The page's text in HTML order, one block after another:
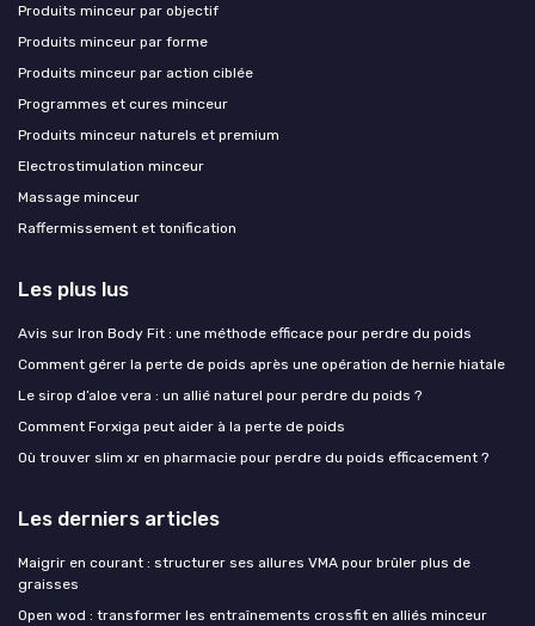
Produits minceur par objectif
Produits minceur par forme
Produits minceur par action ciblée
Programmes et cures minceur
Produits minceur naturels et premium
Electrostimulation minceur
Massage minceur
Raffermissement et tonification
Les plus lus
Avis sur Iron Body Fit : une méthode efficace pour perdre du poids
Comment gérer la perte de poids après une opération de hernie hiatale
Le sirop d’aloe vera : un allié naturel pour perdre du poids ?
Comment Forxiga peut aider à la perte de poids
Où trouver slim xr en pharmacie pour perdre du poids efficacement ?
Les derniers articles
Maigrir en courant : structurer ses allures VMA pour brûler plus de
graisses
Open wod : transformer les entraînements crossfit en alliés minceur